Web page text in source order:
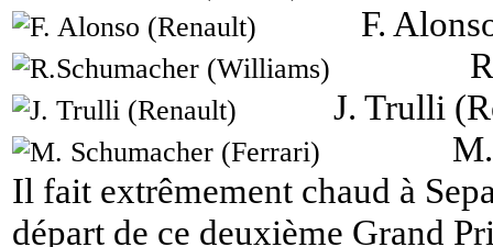
F.
J. Trulli
Il fait extrêmement chaud à
départ de ce deuxième Grand